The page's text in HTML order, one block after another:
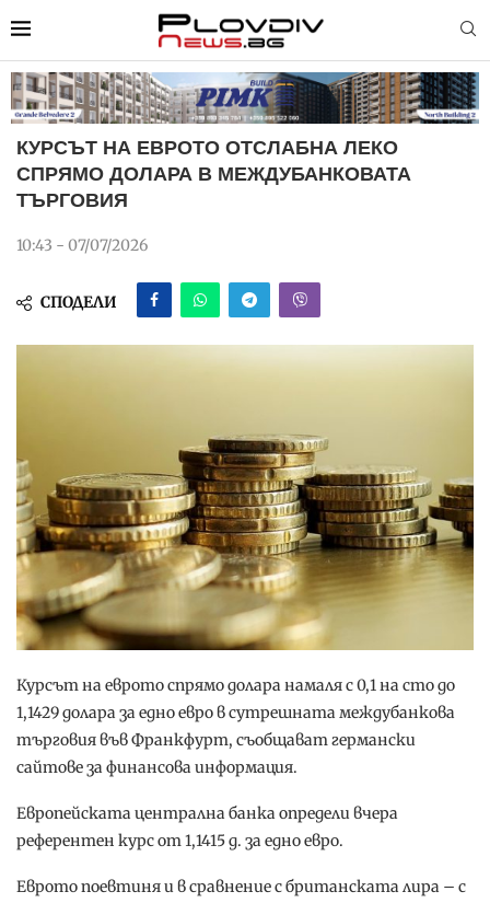
КУРСЪТ НА ЕВРОТО ОТСЛАБНА ЛЕКО
СПРЯМО ДОЛАРА В МЕЖДУБАНКОВАТА
ТЪРГОВИЯ
10:43 - 07/07/2026
СПОДЕЛИ
Курсът на еврото спрямо долара намаля с 0,1 на сто до
1,1429 долара за едно евро в сутрешната междубанкова
търговия във Франкфурт, съобщават германски
сайтове за финансова информация.
Европейската централна банка определи вчера
референтен курс от 1,1415 д. за едно евро.
Еврото поевтиня и в сравнение с британската лира – с